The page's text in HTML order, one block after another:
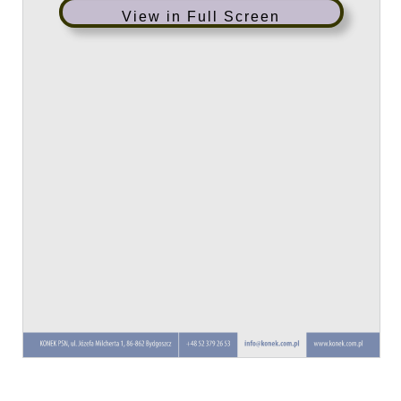
View in Full Screen